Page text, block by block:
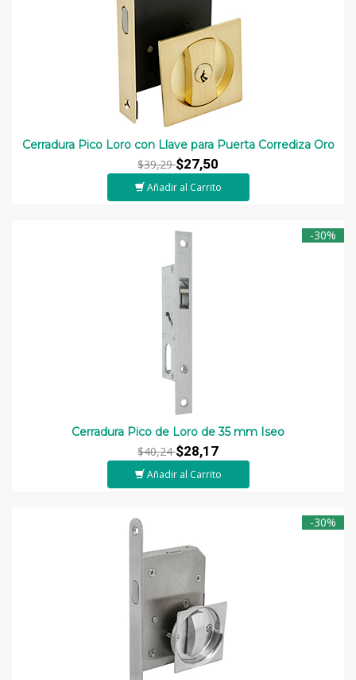
Cerradura Pico Loro con Llave para Puerta Corrediza Oro
$39,29$27,50
Añadir al Carrito
-30%
Cerradura Pico de Loro de 35 mm Iseo
$40,24$28,17
Añadir al Carrito
-30%